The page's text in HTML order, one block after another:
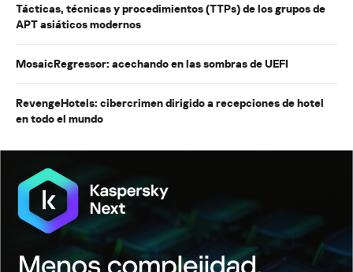
Tácticas, técnicas y procedimientos (TTPs) de los grupos de
APT asiáticos modernos
MosaicRegressor: acechando en las sombras de UEFI
RevengeHotels: cibercrimen dirigido a recepciones de hotel
en todo el mundo